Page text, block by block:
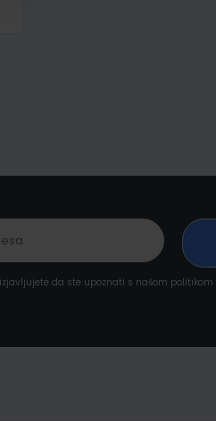
da ste upoznati s našom politikom